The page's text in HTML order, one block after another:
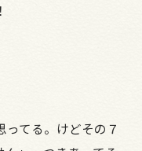
てる。けどその７